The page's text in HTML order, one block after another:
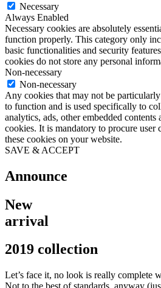
Necessary
Always Enabled
Necessary cookies are absolutely
function properly. This category only
basic functionalities and security
cookies do not store any personal
Non-necessary
Non-necessary
Any cookies that may not be
to function and is used specifically to
analytics, ads, other embedded contents
cookies. It is mandatory to procure user
these cookies on your website.
SAVE & ACCEPT
Announce
New
arrival
2019 collection
Let’s face it, no look is really complete